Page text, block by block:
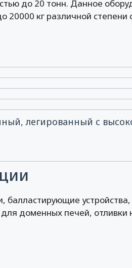
до 20 тонн. Данное
20000 кг различной
легированный с
балластирующие
доменных печей, отливки